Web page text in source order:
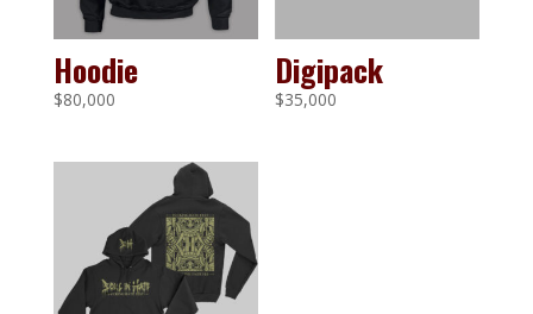
Hoodie
$80,000
Digipack
$35,000